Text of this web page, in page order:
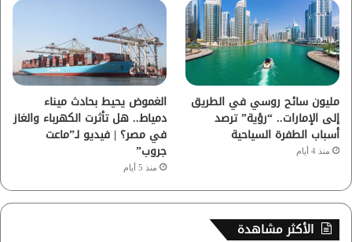
مليون سائح روسي في الطريق
إلى الإمارات.. “رؤية” ترصد
أسباب الطفرة السياحية
منذ 4 أيام
الغموض يحيط بحادث ميناء
دمياط.. هل تأثرت الكهرباء والغاز
في مصر؟ | فيديو لـ”ماعت
جروب”
منذ 5 أيام
الأكثر مشاهدة